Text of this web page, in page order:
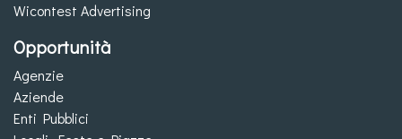
Wicontest Advertising
Opportunità
Agenzie
Aziende
Enti Pubblici